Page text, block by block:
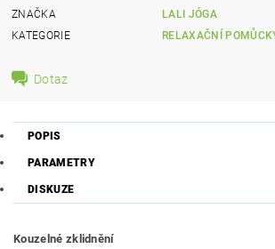
ZNAČKA
LALI JÓGA
KATEGORIE
RELAXAČNÍ
Dotaz
POPIS
PARAMETRY
DISKUZE
Kouzelné zklidnění